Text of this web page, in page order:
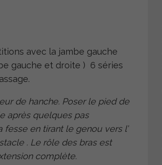
avec la jambe gauche
gauche et droite ) 6 séries
de hanche. Poser le pied de
après quelques pas
fesse en tirant le genou vers l’
. Le rôle des bras est
complète.